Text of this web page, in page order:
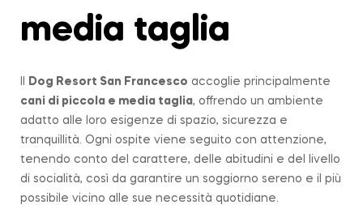
media taglia
Dog Resort San Francesco accoglie principalmente
cani di piccola e media taglia, offrendo un ambiente
adatto alle loro esigenze di spazio, sicurezza e
tranquillità. Ogni ospite viene seguito con attenzione,
tenendo conto del carattere, delle abitudini e del livello
di socialità, così da garantire un soggiorno sereno e il più
possibile vicino alle sue necessità quotidiane.